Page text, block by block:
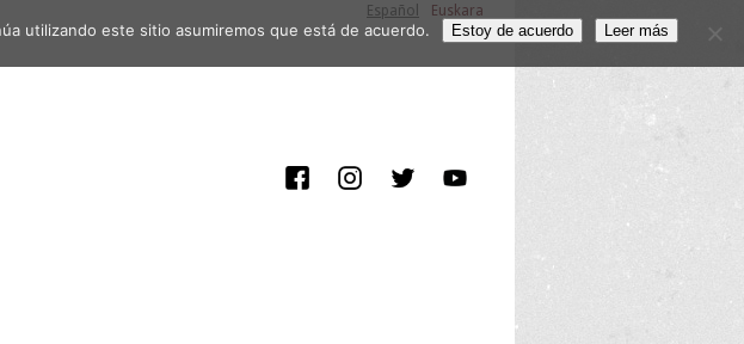
Español Euskara
utilizando este sitio asumiremos que está de acuerdo. Estoy de acuerdo Leer más